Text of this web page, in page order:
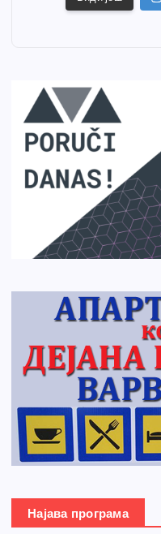
Најава програма